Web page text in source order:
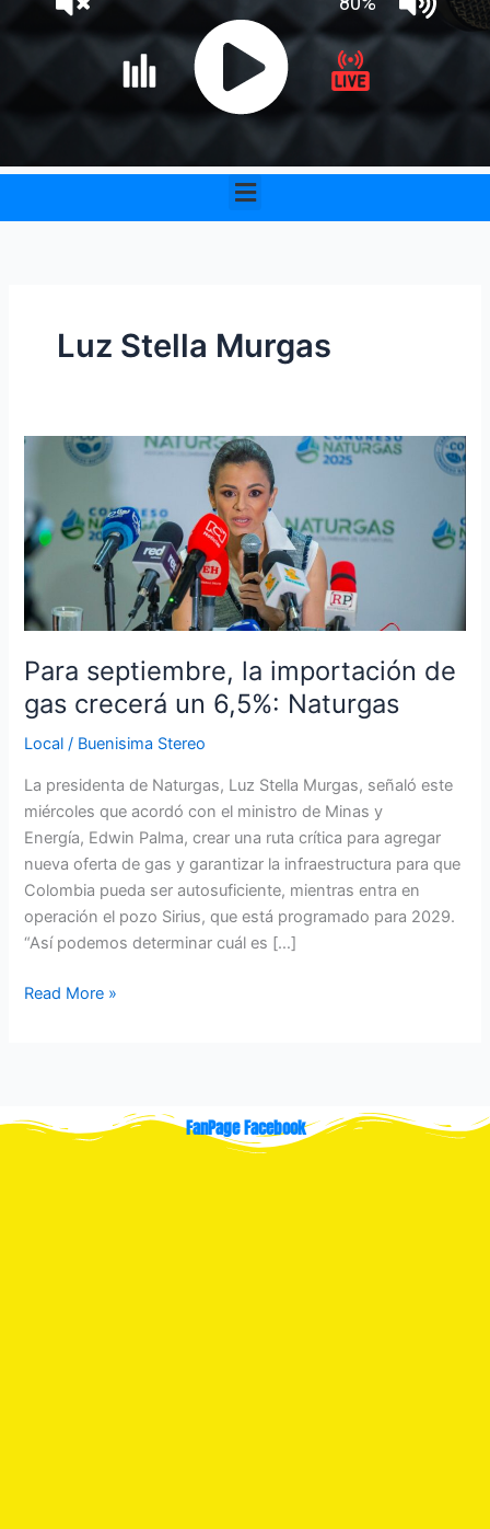
Menu
Luz Stella Murgas
Para septiembre, la importación de
gas crecerá un 6,5%: Naturgas
Local / Buenisima Stereo
La presidenta de Naturgas, Luz Stella Murgas, señaló este
miércoles que acordó con el ministro de Minas y
Energía, Edwin Palma, crear una ruta crítica para agregar
nueva oferta de gas y garantizar la infraestructura para que
Colombia pueda ser autosuficiente, mientras entra en
operación el pozo Sirius, que está programado para 2029.
“Así podemos determinar cuál es […]
Para
la
importación
de
gas
crecerá
un
6,5%:
Naturgas
Read More »
FanPage Facebook